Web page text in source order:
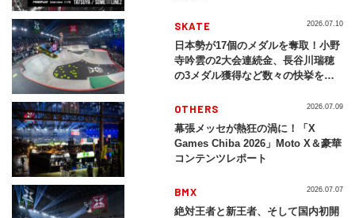
SKATE
日本勢が17個のメダルを奪取！小野
寺吟雲の2大会連続金、長谷川瑞穂
の3メダル獲得など数々の快挙をプ
2026」
2026.07.10
OTHERS
幕張メッセが熱狂の渦に！「X
Games Chiba 2026」Moto X＆豪華
コンテンツレポート
2026.07.09
BMX
絶対王者と新王者、そして国内初開
2026.07.07